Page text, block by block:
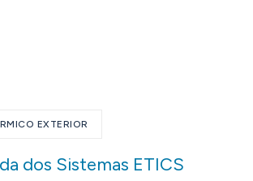
EXTERIOR
dos Sistemas ETICS